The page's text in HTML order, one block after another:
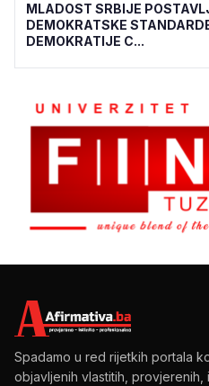
MLADOST SRBIJE
DEMOKRATSKE
DEMOKRATIJE C...
Spadamo u red rijetkih portala
objavljenih vlastitih, provjerenih,